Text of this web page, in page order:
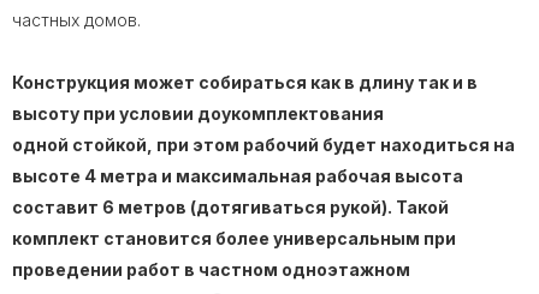
частных домов.
Конструкция может собираться как в длину так и в
высоту при условии доукомплектования
одной стойкой, при этом рабочий будет находиться на
высоте 4 метра и максимальная рабочая высота
составит 6 метров (дотягиваться рукой). Такой
комплект становится более универсальным при
проведении работ в частном одноэтажном